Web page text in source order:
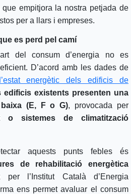
empitjora la nostra petjada de
per a llars i empreses.
es perd pel camí
del consum d’energia no es
D’acord amb les dades de
energètic dels edificis de
edificis existents presenten una
(E, F o G), provocada per
o sistemes de climatització
aquests punts febles és
de rehabilitació energètica
per l’Institut Català d’Energia
ens permet avaluar el consum